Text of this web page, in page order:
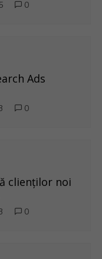
0
Ads
0
clienților noi
0